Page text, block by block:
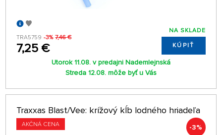
TRA5759 -3% 7,46 €
7,25 €
NA SKLADE
KÚPIŤ
Utorok 11.08. v predajni Nademlejnská
Streda 12.08. môže byť u Vás
Traxxas Blast/Vee: krížový kĺb lodného hriadeľa
AKČNÁ CENA -3%